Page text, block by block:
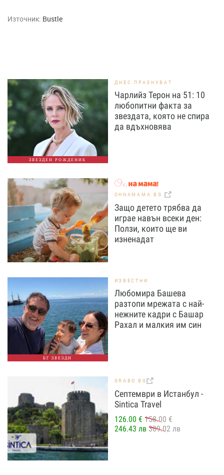
Източник: Bustle
ЗВЕЗДЕН РОЖДЕНИК
ДНЕС ПРАЗНУВАТ
Чарлийз Терон на 51: 10
любопитни факта за
звездата, която не спира
да вдъхновява
OHNAMAMA.BG
Защо детето трябва да
играе навън всеки ден:
Ползи, които ще ви
изненадат
БГ ЗВЕЗДИ
ИЗВЕСТНИ
Любомира Башева
разтопи мрежата с най-
нежните кадри с Башар
Рахал и малкия им син
GRABO.BG
Септември в Истанбул -
Sintica Travel
126.00 € 158.00 €
246.43 лв 309.02 лв